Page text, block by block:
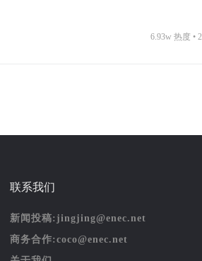
6.93w 热度 •
联系我们
新闻投稿:jingjing@enec.net
商务合作:coco@enec.net